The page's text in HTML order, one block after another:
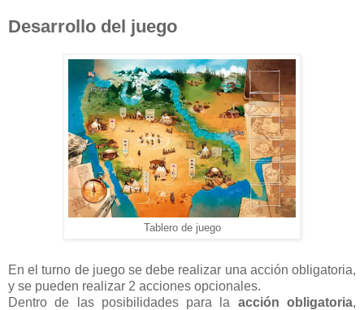
Desarrollo del juego
Tablero de juego
En el turno de juego se debe realizar una acción obligatoria,
y se pueden realizar 2 acciones opcionales.
Dentro de las posibilidades para la acción obligatoria,